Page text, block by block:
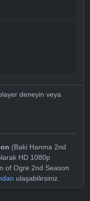
deneyin veya
(Baki Hanma 2nd
HD 1080p
of Ogre 2nd Season
ulaşabilirsiniz.